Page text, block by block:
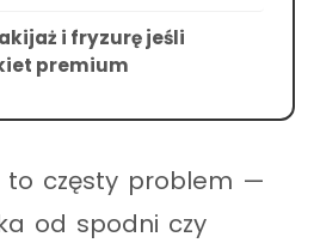
i fryzurę jeśli
premium
to częsty problem —
od spodni czy